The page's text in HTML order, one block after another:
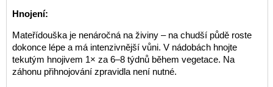
Hnojení:
Mateřídouška je nenáročná na živiny – na chudší půdě roste
dokonce lépe a má intenzivnější vůni. V nádobách hnojte
tekutým hnojivem 1× za 6–8 týdnů během vegetace. Na
záhonu přihnojování zpravidla není nutné.